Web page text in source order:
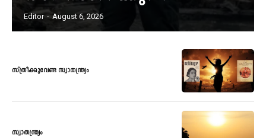
Editor - August 6, 2026
സ്ത്രീക്കുവേണ്ട സ്വാതന്ത്ര്യം
സ്വാതന്ത്ര്യം